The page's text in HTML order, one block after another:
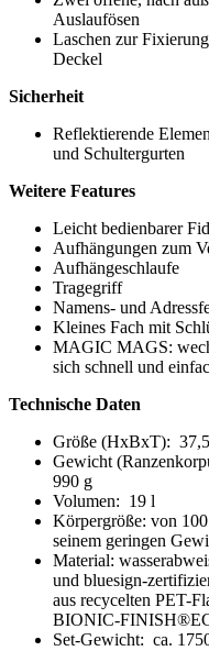
Auslaufösen
Laschen zur
Deckel
Sicherheit
Reflektierende
und Schultergurten
Weitere Features
Leicht bedienbarer
Aufhängungen zum
Aufhängeschlaufe
Tragegriff
Namens- und
Kleines Fach mit
MAGIC MAGS:
sich schnell und
Technische Daten
Größe (HxBxT):
Gewicht
990 g
Volumen: 19 l
Körpergröße: von
seinem geringen
Material:
und bluesign-
aus recycelten PET-
BIONIC-
Set-Gewicht: ca.